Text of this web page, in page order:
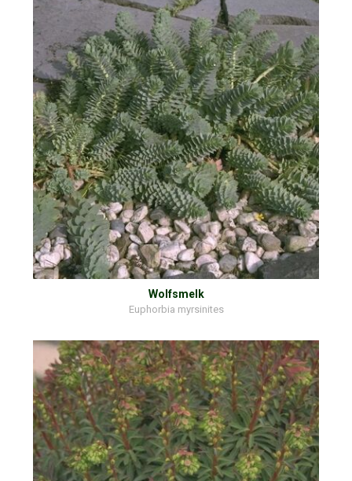
Wolfsmelk
Euphorbia myrsinites